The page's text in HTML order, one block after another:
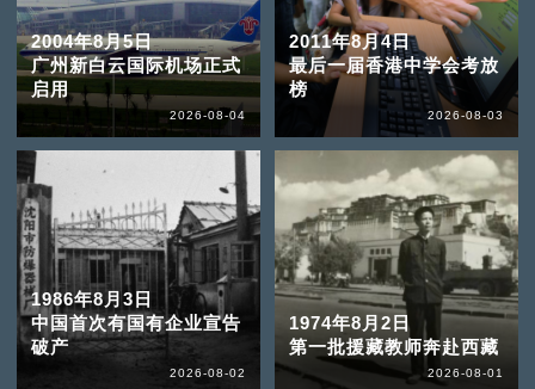
2004年8月5日
广州新白云国际机场正式
启用
2026-08-04
2011年8月4日
最后一届香港中学会考放
榜
2026-08-03
1986年8月3日
中国首次有国有企业宣告
破产
2026-08-02
1974年8月2日
第一批援藏教师奔赴西藏
2026-08-01